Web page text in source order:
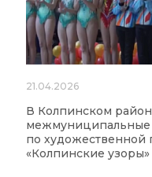
21.04.2026
В Колпинском
межмуниципальные
по художественной
«Колпинские узоры»